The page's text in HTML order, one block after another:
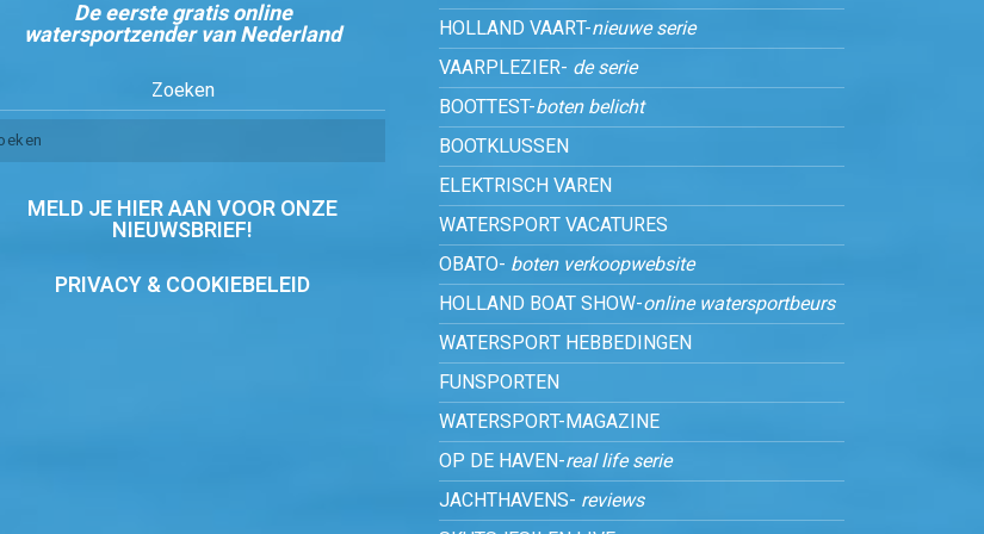
De eerste gratis online
watersportzender van Nederland
Zoeken
MELD JE HIER AAN VOOR ONZE
NIEUWSBRIEF!
PRIVACY & COOKIEBELEID
HOLLAND VAART-nieuwe serie
VAARPLEZIER- de serie
BOOTTEST-boten belicht
BOOTKLUSSEN
ELEKTRISCH VAREN
WATERSPORT VACATURES
OBATO- boten verkoopwebsite
HOLLAND BOAT SHOW-online watersportbeurs
WATERSPORT HEBBEDINGEN
FUNSPORTEN
WATERSPORT-MAGAZINE
OP DE HAVEN-real life serie
JACHTHAVENS- reviews